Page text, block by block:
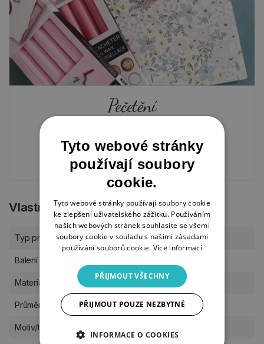
Pečetění
Vlastnosti produktu
Typ produktu Papírové tvoření
Balení
Materiál
Průměr 2 cm
Motiv/téma
Tyto webové stránky
používají soubory
cookie.
Tyto webové stránky používají soubory cookie
ke zlepšení uživatelského zážitku. Používáním
našich webových stránek souhlasíte se všemi
soubory cookie v souladu s našimi zásadami
používání souborů cookie. Více informací
PŘIJMOUT VŠECHNY
PŘIJMOUT POUZE NEZBYTNÉ
INFORMACE O COOKIES